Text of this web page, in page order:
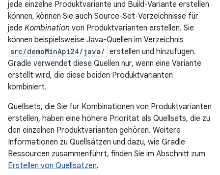
jede einzelne Produktvariante und Build-Variante erstellen
können, können Sie auch Source-Set-Verzeichnisse für
jede Kombination von Produktvarianten erstellen. Sie
können beispielsweise Java-Quellen im Verzeichnis
src/demoMinApi24/java/ erstellen und hinzufügen.
Gradle verwendet diese Quellen nur, wenn eine Variante
erstellt wird, die diese beiden Produktvarianten
kombiniert.
Quellsets, die Sie für Kombinationen von Produktvarianten
erstellen, haben eine höhere Priorität als Quellsets, die zu
den einzelnen Produktvarianten gehören. Weitere
Informationen zu Quellsätzen und dazu, wie Gradle
Ressourcen zusammenführt, finden Sie im Abschnitt zum
Erstellen von Quellsätzen.